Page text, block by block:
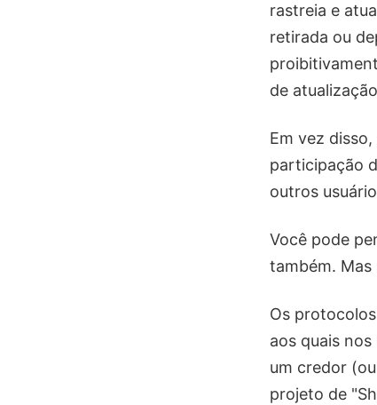
rastreia e
retirada ou
de
Em vez
participação
outros
Você pode
também. Mas
Os
aos quais
um credor
projeto de